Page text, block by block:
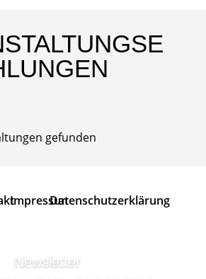
gefunden
ImpressumDatenschutzerklärung
Newsletter